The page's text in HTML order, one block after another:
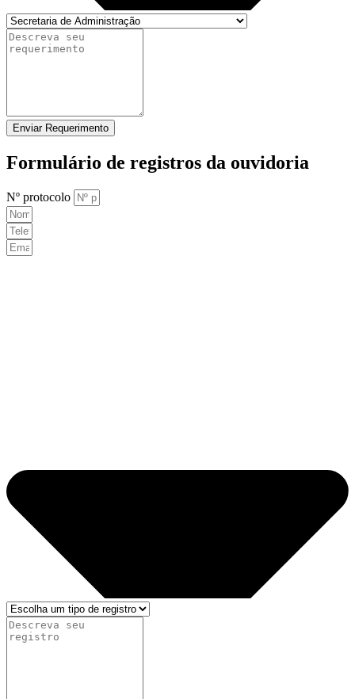
Enviar Requerimento
Formulário de registros da ouvidoria
Nº protocolo